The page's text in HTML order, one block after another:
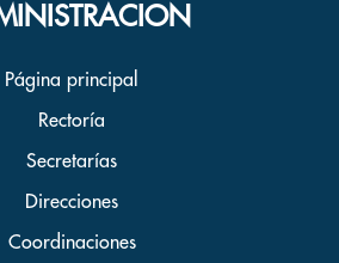
Página principal
Rectoría
Secretarías
Direcciones
Coordinaciones